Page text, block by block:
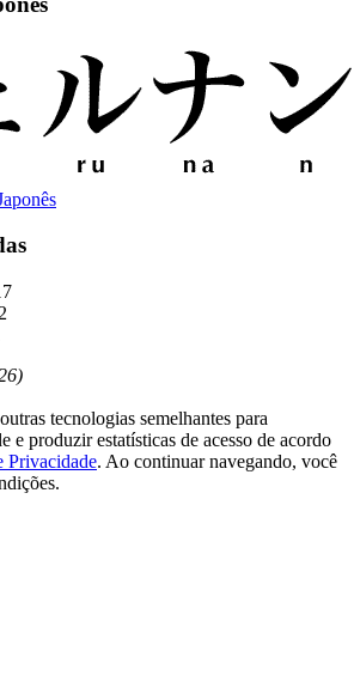
tecnologias semelhantes para
e produzir estatísticas de acesso de acordo
Privacidade. Ao continuar navegando, você